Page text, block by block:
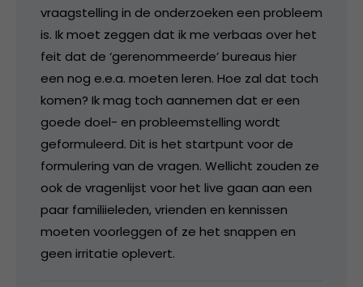
vraagstelling in de onderzoeken een probleem
is. Ik moet zeggen dat ik me verbaas over het
feit dat de ‘gerenommeerde’ bureaus hier
een nog e.e.a. moeten leren. Hoe zal dat toch
komen? Ik mag toch aannemen dat er een
goede doel- en probleemstelling wordt
geformuleerd. Dit is het startpunt voor de
formulering van de vragen. Wellicht zouden ze
ook de vragenlijst voor het live gaan aan een
paar familiieleden, vrienden en kennissen
moeten voorleggen of ze het snappen en
geen irritatie oplevert.